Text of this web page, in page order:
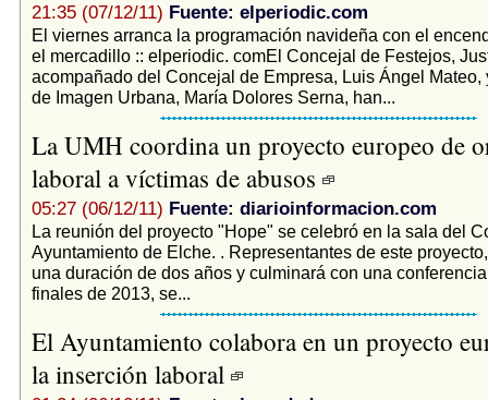
21:35 (07/12/11) Fuente: elperiodic.com
El viernes arranca la programación navideña con el
el mercadillo :: elperiodic. comEl Concejal de Festejos,
acompañado del Concejal de Empresa, Luis Ángel Mateo,
de Imagen Urbana, María Dolores Serna, han...
La UMH coordina un proyecto europeo de
laboral a víctimas de abusos
05:27 (06/12/11) Fuente: diarioinformacion.com
La reunión del proyecto "Hope" se celebró en la sala del
Ayuntamiento de Elche. . Representantes de este
una duración de dos años y culminará con una
finales de 2013, se...
El Ayuntamiento colabora en un proyecto
la inserción laboral